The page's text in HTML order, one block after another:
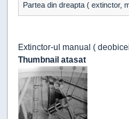
Partea din dreapta ( extinctor,
Extinctor-ul manual (
Thumbnail atasat